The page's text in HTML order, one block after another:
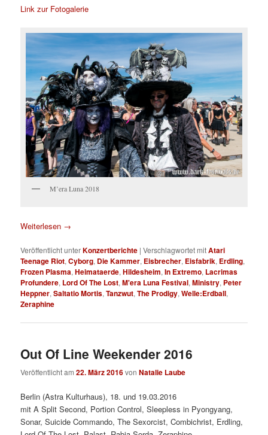
Link zur Fotogalerie
M’era Luna 2018
Weiterlesen →
Veröffentlicht unterKonzertberichte |Verschlagwortet mitAtari
Teenage Riot,Cyborg, Die Kammer, Eisbrecher, Eisfabrik, Erdling,
Frozen Plasma,Heimataerde,Hildesheim,In Extremo, Lacrimas
Profundere, Lord Of The Lost,M'era Luna Festival,Ministry, Peter
Heppner,Saltatio Mortis,Tanzwut,The Prodigy,Welle:Erdball,
Zeraphine
Out Of Line Weekender 2016
Veröffentlicht am22. März 2016vonNatalie Laube
Berlin (Astra Kulturhaus), 18. und 19.03.2016
mit A Split Second, Portion Control, Sleepless in Pyongyang,
Sonar, Suicide Commando, The Sexorcist, Combichrist, Erdling,